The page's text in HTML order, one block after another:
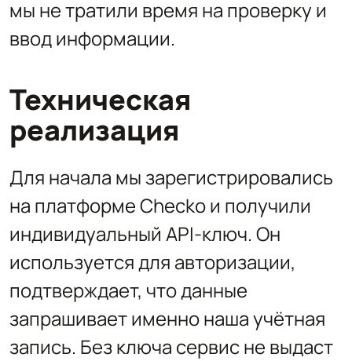
мы не тратили время на проверку и
ввод информации.
Техническая
реализация
Для начала мы зарегистрировались
на платформе Checko и получили
индивидуальный API-ключ. Он
используется для авторизации,
подтверждает, что данные
запрашивает именно наша учётная
запись. Без ключа сервис не выдаст